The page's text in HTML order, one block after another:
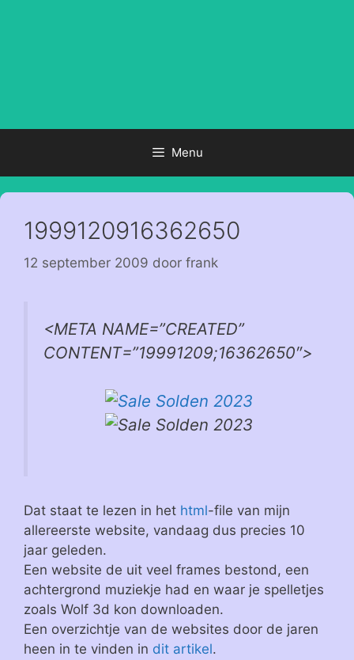
Menu
1999120916362650
12 september 2009 door frank
<META NAME=”CREATED”
CONTENT=”19991209;16362650″>
Dat staat te lezen in het html-file van mijn
allereerste website, vandaag dus precies 10
jaar geleden.
Een website de uit veel frames bestond, een
achtergrond muziekje had en waar je spelletjes
zoals Wolf 3d kon downloaden.
Een overzichtje van de websites door de jaren
heen in te vinden in dit artikel.